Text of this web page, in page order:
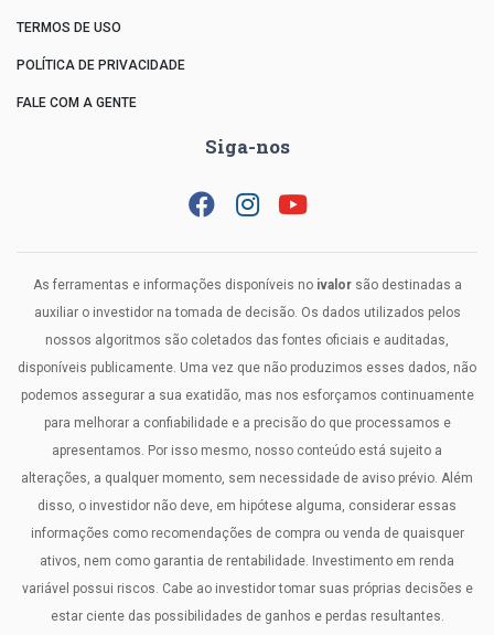
TERMOS DE USO
POLÍTICA DE PRIVACIDADE
FALE COM A GENTE
Siga-nos
As ferramentas e informações disponíveis no ivalorsão destinadas a
auxiliar o investidor na tomada de decisão. Os dados utilizados pelos
nossos algoritmos são coletados das fontes oficiais e auditadas,
disponíveis publicamente. Uma vez que não produzimos esses dados, não
podemos assegurar a sua exatidão, mas nos esforçamos continuamente
para melhorar a confiabilidade e a precisão do que processamos e
apresentamos. Por isso mesmo, nosso conteúdo está sujeito a
alterações, a qualquer momento, sem necessidade de aviso prévio. Além
disso, o investidor não deve, em hipótese alguma, considerar essas
informações como recomendações de compra ou venda de quaisquer
ativos, nem como garantia de rentabilidade. Investimento em renda
variável possui riscos. Cabe ao investidor tomar suas próprias decisões e
estar ciente das possibilidades de ganhos e perdas resultantes.